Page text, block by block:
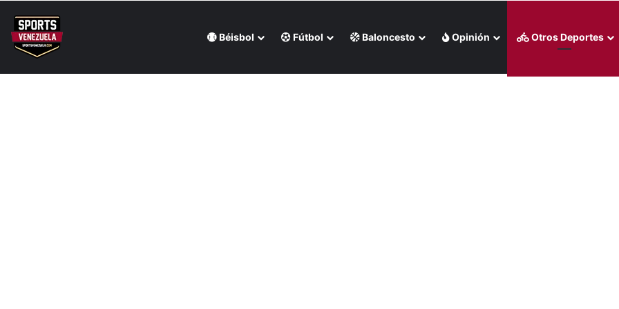
Béisbol Fútbol Baloncesto Opinión Otros Deportes
Última hora